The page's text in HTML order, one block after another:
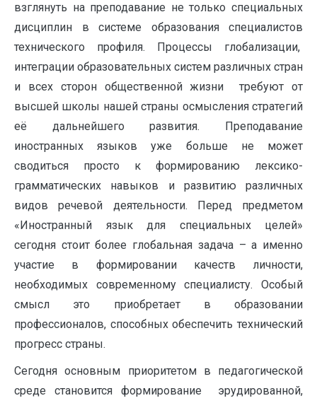
взглянуть на преподавание не только специальных
дисциплин в системе образования специалистов
технического профиля. Процессы глобализации,
интеграции образовательных систем различных стран
и всех сторон общественной жизни требуют от
высшей школы нашей страны осмысления стратегий
её дальнейшего развития. Преподавание
иностранных языков уже больше не может
сводиться просто к формированию лексико-
грамматических навыков и развитию различных
видов речевой деятельности. Перед предметом
«Иностранный язык для специальных целей»
сегодня стоит более глобальная задача – а именно
участие в формировании качеств личности,
необходимых современному специалисту. Особый
смысл это приобретает в образовании
профессионалов, способных обеспечить технический
прогресс страны.
Сегодня основным приоритетом в педагогической
среде становится формирование эрудированной,